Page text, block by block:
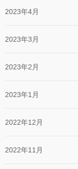
2023年4月
2023年3月
2023年2月
2023年1月
2022年12月
2022年11月